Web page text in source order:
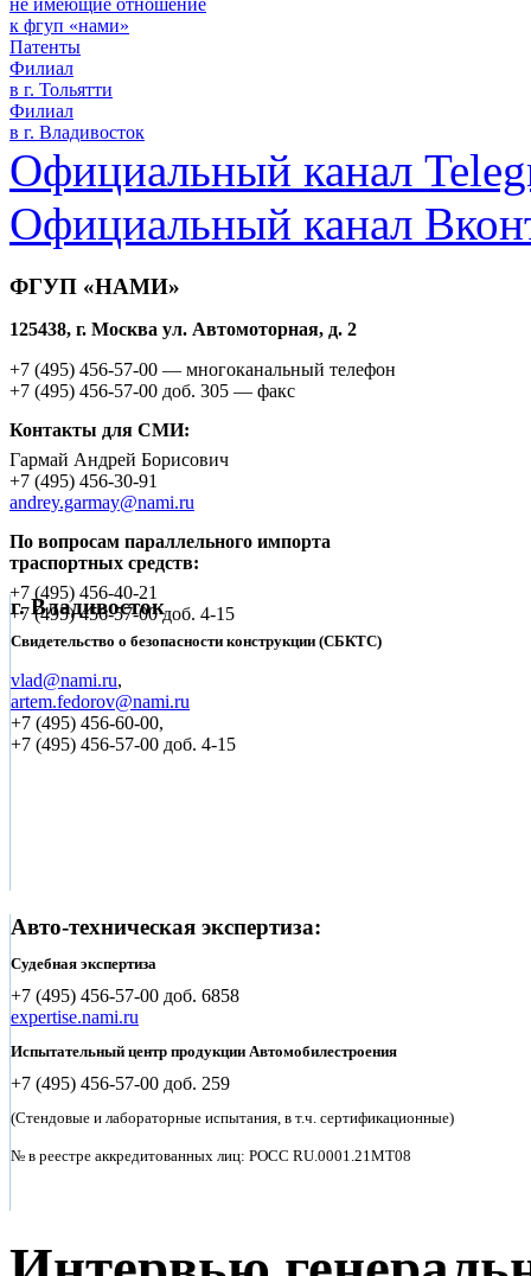
не имеющие отношение
к фгуп «нами»
Патенты
Филиал
в г. Тольятти
Филиал
в г. Владивосток
Официальный канал
Официальный канал
ФГУП «НАМИ»
125438, г. Москва ул. Автомоторная, д. 2
+7 (495) 456-57-00 — многоканальный телефон
+7 (495) 456-57-00 доб. 305 — факс
Контакты для СМИ:
Гармай Андрей Борисович
+7 (495) 456-30-91
andrey.garmay@nami.ru
По вопросам параллельного импорта
траспортных средств:
+7 (495) 456-40-21
+7 (495)456-57-00 доб. 4-15
г. Владивосток
Свидетельство о безопасности конструкции (СБКТС)
vlad@nami.ru,
artem.fedorov@nami.ru
+7 (495) 456-60-00,
+7 (495) 456-57-00 доб. 4-15
Авто-техническая экспертиза:
Судебная экспертиза
+7 (495) 456-57-00 доб. 6858
expertise.nami.ru
Испытательный центр продукции Автомобилестроения
+7 (495) 456-57-00 доб. 259
(Стендовые и лабораторные испытания, в т.ч. сертификационные)
№ в реестре аккредитованных лиц: POCC RU.0001.21MT08